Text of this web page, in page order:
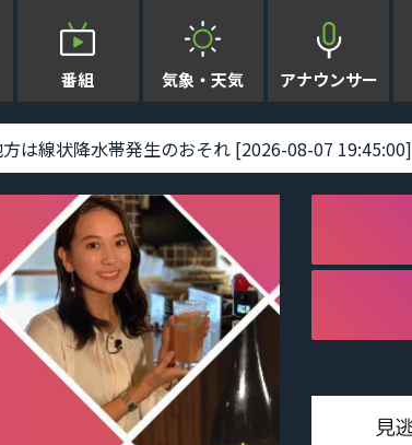
番組 気象・天気 アナウンサー
は線状降水帯発生のおそれ [2026-08-07 19:45:00]